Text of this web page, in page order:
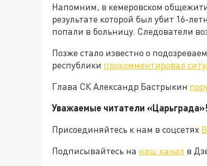
Напомним, в кемеровском
результате которой был убит 16-
попали в больницу. Следователи
Позже стало известно о
республики прокомментировал
Глава СК Александр Бастрыкин
Уважаемые читатели «Царьграда»!
Присоединяйтесь к нам в соцсетях
Подписывайтесь на наш канал в